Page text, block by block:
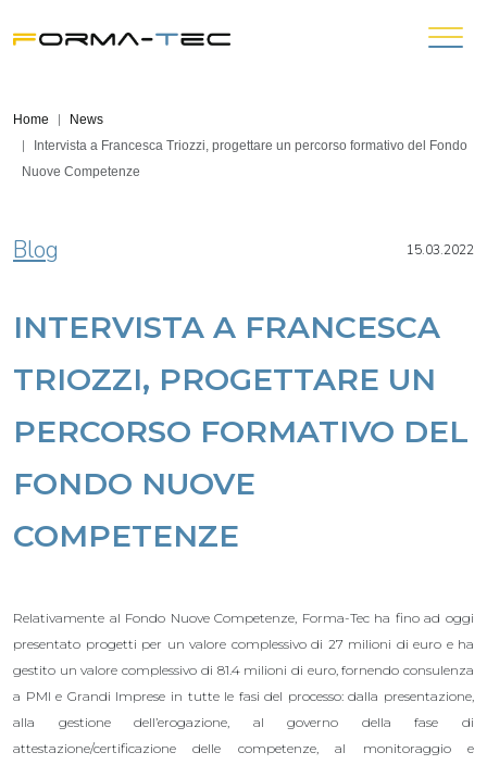
Home
News
Intervista a Francesca Triozzi, progettare un percorso formativo del Fondo
Nuove Competenze
Blog 15.03.2022
INTERVISTA A FRANCESCA
TRIOZZI, PROGETTARE UN
PERCORSO FORMATIVO DEL
FONDO NUOVE
COMPETENZE
Relativamente al Fondo Nuove Competenze, Forma-Tec ha fino ad oggi
presentato progetti per un valore complessivo di 27 milioni di euro e ha
gestito un valore complessivo di 81.4 milioni di euro, fornendo consulenza
a PMI e Grandi Imprese in tutte le fasi del processo: dalla presentazione,
alla gestione dell’erogazione, al governo della fase di
attestazione/certificazione delle competenze, al monitoraggio e